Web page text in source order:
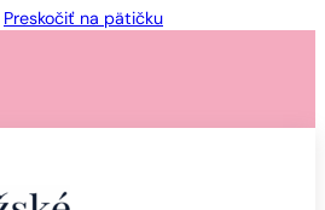
Preskočiť na pätičku